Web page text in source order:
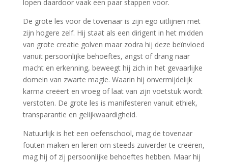
lopen daardoor vaak een paar stappen voor.
De grote les voor de tovenaar is zijn ego uitlijnen met
zijn hogere zelf. Hij staat als een dirigent in het midden
van grote creatie golven maar zodra hij deze beïnvloed
vanuit persoonlijke behoeftes, angst of drang naar
macht en erkenning, beweegt hij zich in het gevaarlijke
domein van zwarte magie. Waarin hij onvermijdelijk
karma creëert en vroeg of laat van zijn voetstuk wordt
verstoten. De grote les is manifesteren vanuit ethiek,
transparantie en gelijkwaardigheid.
Natuurlijk is het een oefenschool, mag de tovenaar
fouten maken en leren om steeds zuiverder te creëren,
mag hij of zij persoonlijke behoeftes hebben. Maar hij